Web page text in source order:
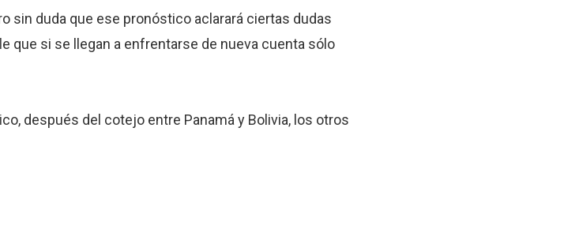
sin duda que ese pronóstico aclarará ciertas dudas
que si se llegan a enfrentarse de nueva cuenta sólo
después del cotejo entre Panamá y Bolivia, los otros